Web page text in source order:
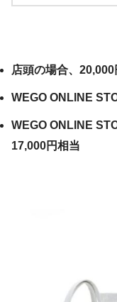
店頭の場合、
WEGO ONLINE
WEGO ONLINE
17,000円相当